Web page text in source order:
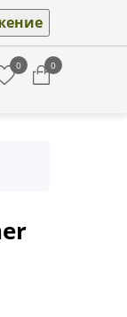
0 0